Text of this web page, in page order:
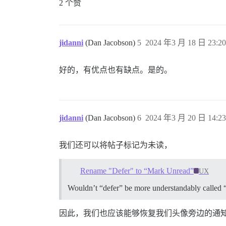
2 个赞
jidanni (Dan Jacobson) 2024 年3 月 18 日 23:20
5
好的，有优点也有缺点。是的。
jidanni (Dan Jacobson) 2024 年3 月 20 日 14:23
6
我们还可以将帖子标记为未读，
Rename "Defer" to “Mark Unread” UX
Wouldn’t “defer” be more understandably called
因此，我们也应该能够恢复我们头像旁边的通